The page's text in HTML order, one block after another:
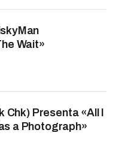
Wait»
Chk) Presenta «All I
a Photograph»